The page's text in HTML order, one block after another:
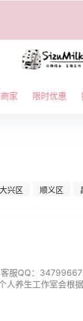
家 限时优惠
大兴区 顺义区
服QQ：
养生工作室会根